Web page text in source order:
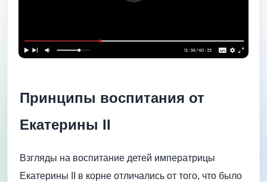
Принципы воспитания от
Екатерины II
Взгляды на воспитание детей императрицы
Екатерины II в корне отличались от того, что было